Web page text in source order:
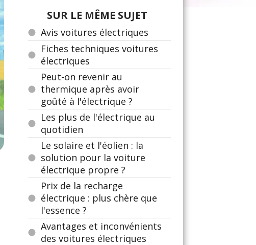
SUR LE MÊME SUJET
Avis voitures électriques
Fiches techniques voitures
électriques
Peut-on revenir au
thermique après avoir
goûté à l'électrique ?
Les plus de l'électrique au
quotidien
Le solaire et l'éolien : la
solution pour la voiture
électrique propre ?
Prix de la recharge
électrique : plus chère que
l'essence ?
Avantages et inconvénients
des voitures électriques